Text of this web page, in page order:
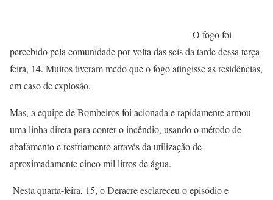
O fogo foi
percebido pela comunidade por volta das seis da tarde dessa terça-
feira, 14. Muitos tiveram medo que o fogo atingisse as residências,
em caso de explosão.
Mas, a equipe de Bombeiros foi acionada e rapidamente armou
uma linha direta para conter o incêndio, usando o método de
abafamento e resfriamento através da utilização de
aproximadamente cinco mil litros de água.
Nesta quarta-feira, 15, o Deracre esclareceu o episódio e